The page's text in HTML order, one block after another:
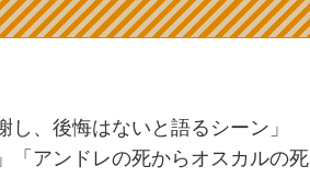
、後悔はないと語るシーン」
「アンドレの死からオスカルの死